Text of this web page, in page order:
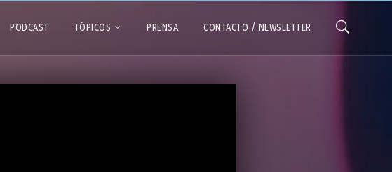
PODCAST TÓPICOS PRENSA CONTACTO / NEWSLETTER